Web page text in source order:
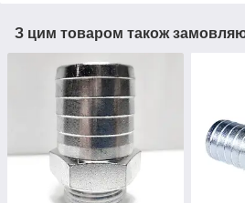
З цим товаром також